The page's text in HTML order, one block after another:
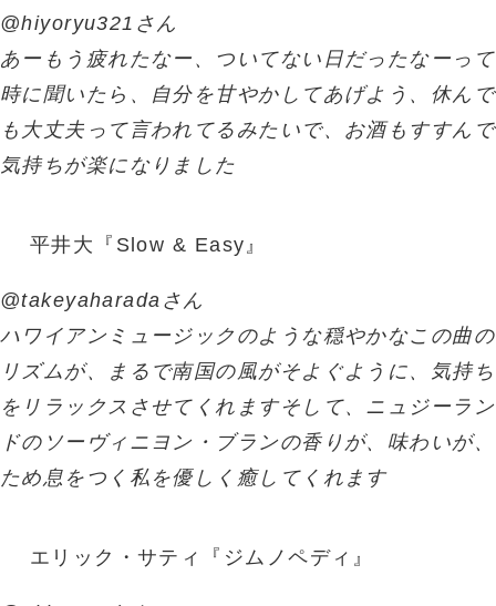
@hiyoryu321さん
あーもう疲れたなー、ついてない日だったなーって
時に聞いたら、自分を甘やかしてあげよう、休んで
も大丈夫って言われてるみたいで、お酒もすすんで
気持ちが楽になりました
平井大『Slow & Easy』
@takeyaharadaさん
ハワイアンミュージックのような穏やかなこの曲の
リズムが、まるで南国の風がそよぐように、気持ち
をリラックスさせてくれますそして、ニュジーラン
ドのソーヴィニヨン・ブランの香りが、味わいが、
ため息をつく私を優しく癒してくれます
エリック・サティ『ジムノペディ』